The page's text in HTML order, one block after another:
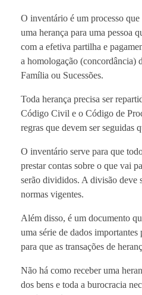
O inventário é um processo
uma herança para uma pessoa
com a efetiva partilha e
a homologação (concordância)
Família ou Sucessões.
Toda herança precisa ser
Código Civil e o Código de
regras que devem ser seguidas
O inventário serve para que
prestar contas sobre o que vai
serão divididos. A divisão deve
normas vigentes.
Além disso, é um documento
uma série de dados importantes
para que as transações de
Não há como receber uma
dos bens e toda a burocracia